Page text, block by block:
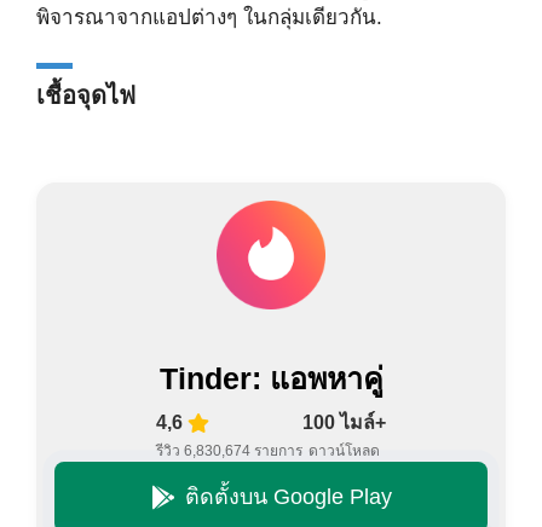
พิจารณาจากแอปต่างๆ ในกลุ่มเดียวกัน.
เชื้อจุดไฟ
Tinder: แอพหาคู่
4,6
รีวิว 6,830,674 รายการ
100 ไมล์+
ดาวน์โหลด
ติดตั้งบน Google Play